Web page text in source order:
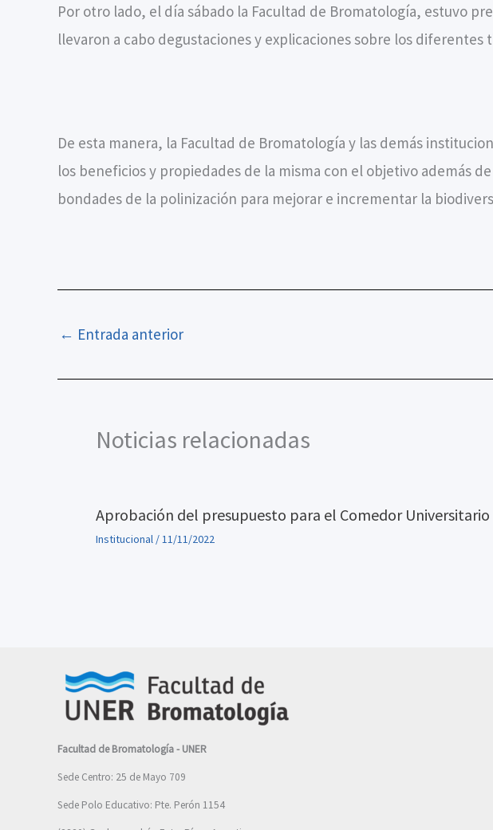
Por otro lado, el día sábado la Facultad de Bromatología, estuvo
llevaron a cabo degustaciones y explicaciones sobre los diferentes
De esta manera, la Facultad de Bromatología y las demás
los beneficios y propiedades de la misma con el objetivo además
bondades de la polinización para mejorar e incrementar la
← Entrada anterior
Noticias relacionadas
Aprobación del presupuesto para el Comedor Universitario
Institucional/11/11/2022
Facultad de Bromatología - UNER
Sede Centro: 25 de Mayo 709
Sede Polo Educativo: Pte. Perón 1154